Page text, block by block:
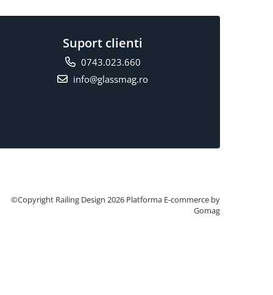
Suport clienti
0743.023.660
info@glassmag.ro
©Copyright Railing Design 2026 Platforma E-commerce by
Gomag